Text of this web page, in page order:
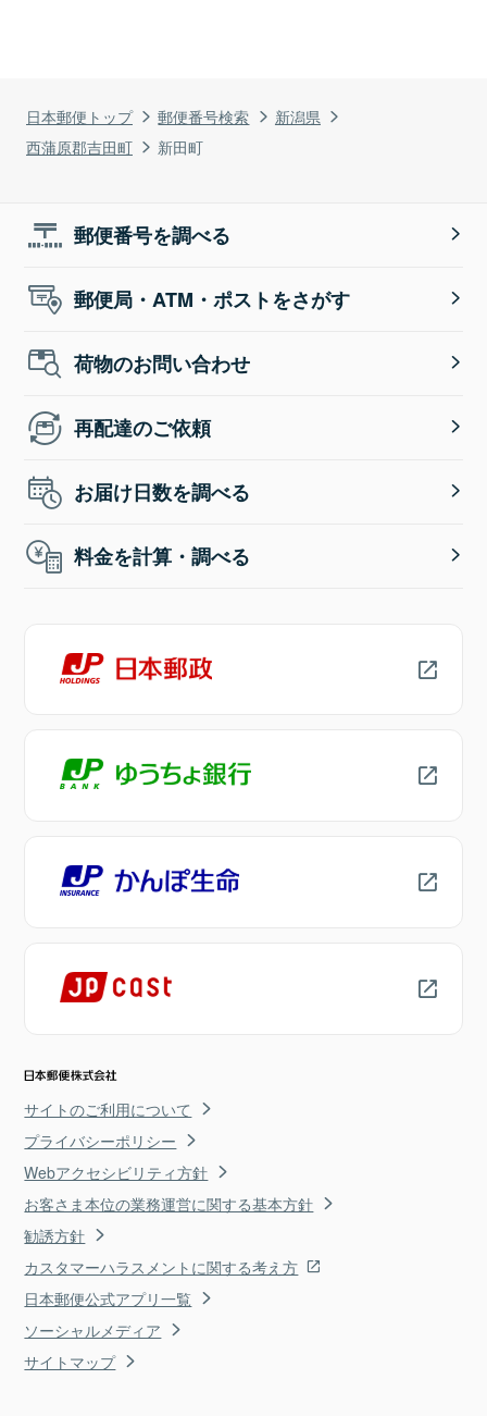
日本郵便トップ 郵便番号検索
新潟県
西蒲原郡吉田町
新田町
郵便番号を調べる
郵便局・ATM・ポストをさがす
荷物のお問い合わせ
再配達のご依頼
お届け日数を調べる
料金を計算・調べる
サイトのご利用について
プライバシーポリシー
Webアクセシビリティ方針
お客さま本位の業務運営に関する基本方針
勧誘方針
カスタマーハラスメントに関する考え方
日本郵便公式アプリ一覧
ソーシャルメディア
サイトマップ